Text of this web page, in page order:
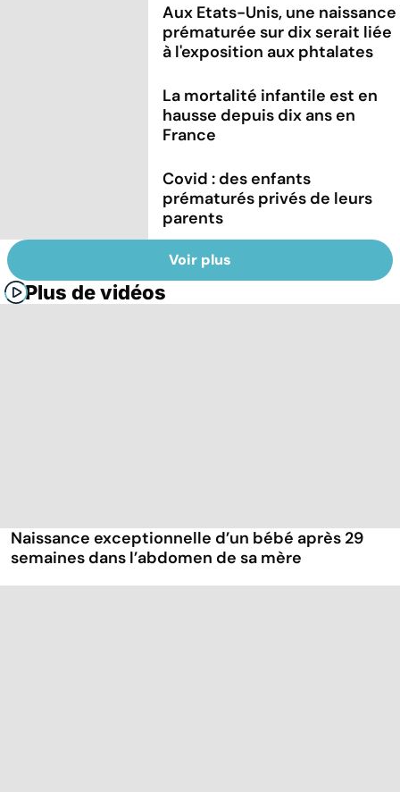
Aux Etats-Unis, une naissance
prématurée sur dix serait liée
à l'exposition aux phtalates
La mortalité infantile est en
hausse depuis dix ans en
France
Covid : des enfants
prématurés privés de leurs
parents
Voir plus
Plus de vidéos
Naissance exceptionnelle d’un bébé après 29
semaines dans l’abdomen de sa mère